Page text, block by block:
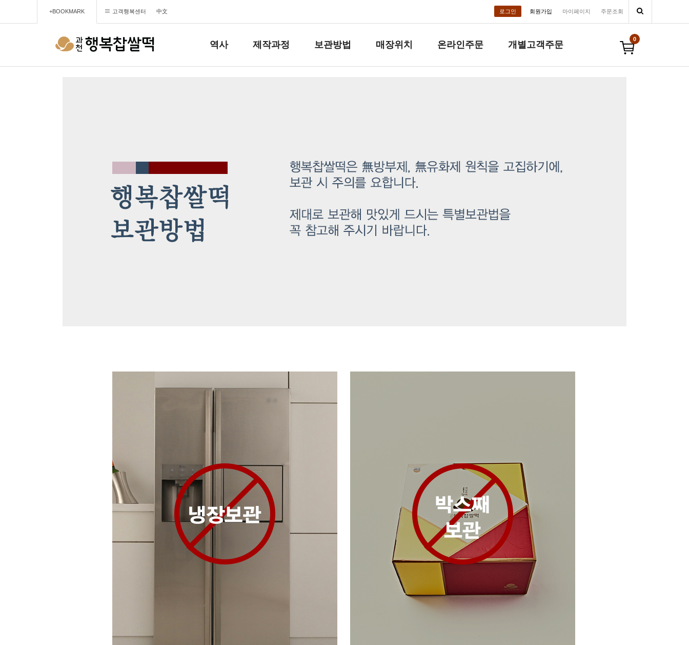
+BOOKMARK 고객행복센터 中文 로그인 회원가입 마이페이지 주문조회
역사 제작과정 보관방법 매장위치 온라인주문 개별고객주문
0